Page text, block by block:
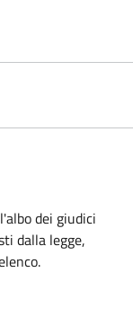
dei giudici
dalla legge,